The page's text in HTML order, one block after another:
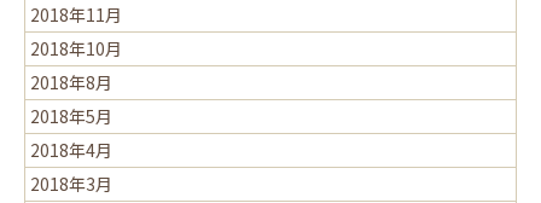
2018年11月
2018年10月
2018年8月
2018年5月
2018年4月
2018年3月